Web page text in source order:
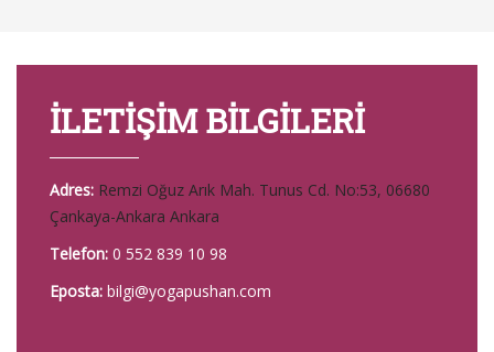
İLETİŞİM BİLGİLERİ
Adres: Remzi Oğuz Arık Mah. Tunus Cd. No:53, 06680
Çankaya-Ankara Ankara
Telefon: 0 552 839 10 98
Eposta: bilgi@yogapushan.com